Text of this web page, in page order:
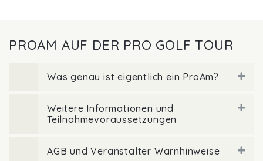
PROAM AUF DER PRO GOLF TOUR
Was genau ist eigentlich ein ProAm?
Weitere Informationen und
Teilnahmevoraussetzungen
AGB und Veranstalter Warnhinweise